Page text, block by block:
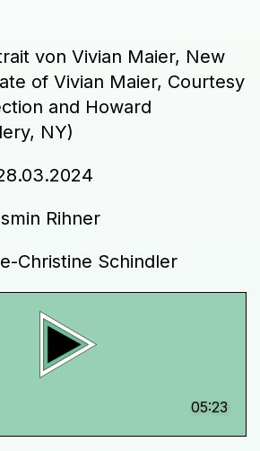
von Vivian Maier, New
of Vivian Maier, Courtesy
and Howard
NY)
Rihner
Christine Schindler
05:23